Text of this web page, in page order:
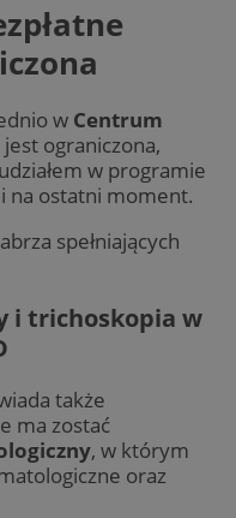
w Centrum
ograniczona,
w programie
na ostatni moment.
spełniających
i trichoskopia w
także
ma zostać
, w którym
oraz